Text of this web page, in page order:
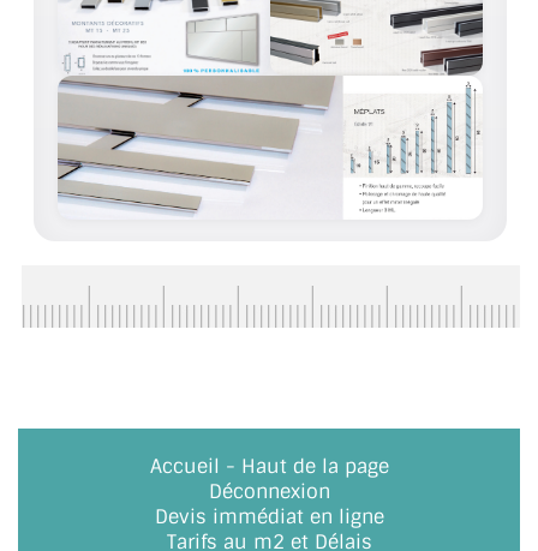
DOUBLE VITRAGE
ACCESSOIRES & QUINCAILLERIE
CATALOGUE DE PROFILS ET FIXATION DU
VERRE
LES FIXATIONS POUR MIROIR
VITRINE EN VERRE
LES CHARNIÈRES DE PORTE EN VERRE
BOUTONS ET POIGNÉES
Accueil - Haut de la page
Déconnexion
Devis immédiat en ligne
Tarifs au m2 et Délais